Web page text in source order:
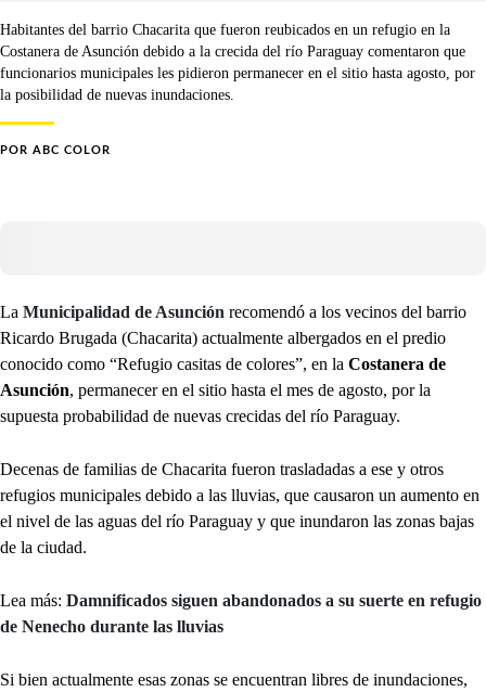
Habitantes del barrio Chacarita que fueron reubicados en un refugio en la
Costanera de Asunción debido a la crecida del río Paraguay comentaron que
funcionarios municipales les pidieron permanecer en el sitio hasta agosto, por
la posibilidad de nuevas inundaciones.
POR ABC COLOR
La Municipalidad de Asunción recomendó a los vecinos del barrio
Ricardo Brugada (Chacarita) actualmente albergados en el predio
conocido como “Refugio casitas de colores”, en la Costanera de
Asunción, permanecer en el sitio hasta el mes de agosto, por la
supuesta probabilidad de nuevas crecidas del río Paraguay.
Decenas de familias de Chacarita fueron trasladadas a ese y otros
refugios municipales debido a las lluvias, que causaron un aumento en
el nivel de las aguas del río Paraguay y que inundaron las zonas bajas
de la ciudad.
Lea más: Damnificados siguen abandonados a su suerte en refugio
de Nenecho durante las lluvias
Si bien actualmente esas zonas se encuentran libres de inundaciones,